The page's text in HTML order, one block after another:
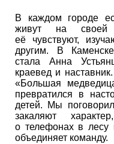
В каждом городе
живут на своей
её чувствуют,
другим. В
стала Анна
краевед и
«Большая
превратился в
детей. Мы
закаляют
о телефонах в лесу
объединяет команду.